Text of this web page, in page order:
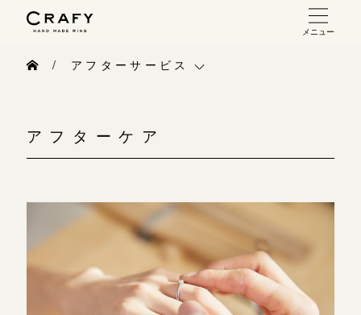
メニュー
指輪制作の流れ
オーダーメイド 結婚指輪・婚約指輪
インタビュー
アフターサービス
手作り指輪作品集
お客様インタビュー
指輪のハンドメイド・手作り
CRAFYについて
アフターケア
10:00～18:00 /年中無休
年末年始は除く
こちら
来店ご予約